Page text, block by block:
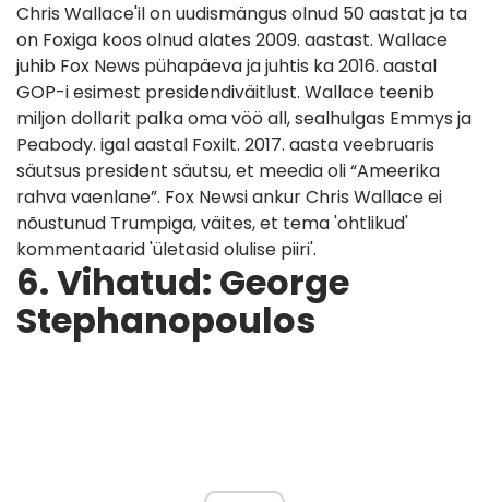
Chris Wallace'il on uudismängus olnud 50 aastat ja ta
on Foxiga koos olnud alates 2009. aastast. Wallace
juhib Fox News pühapäeva ja juhtis ka 2016. aastal
GOP-i esimest presidendiväitlust. Wallace teenib
miljon dollarit palka oma vöö all, sealhulgas Emmys ja
Peabody. igal aastal Foxilt. 2017. aasta veebruaris
säutsus president säutsu, et meedia oli “Ameerika
rahva vaenlane”. Fox Newsi ankur Chris Wallace ei
nõustunud Trumpiga, väites, et tema 'ohtlikud'
kommentaarid 'ületasid olulise piiri'.
6. Vihatud: George
Stephanopoulos